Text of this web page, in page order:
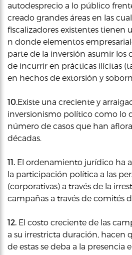
autodesprecio a lo público
creado grandes áreas en las
fiscalizadores existentes tienen
n donde elementos
parte de la inversión asumir los
de incurrir en prácticas ilícitas
en hechos de extorsión y
10.Existe una creciente y
inversionismo político como lo
número de casos que han
décadas.
11. El ordenamiento jurídico ha
la participación política a las
(corporativas) a través de la
campañas a través de comités
12. El costo creciente de las
a su irrestricta duración, hacen
de estas se deba a la presencia